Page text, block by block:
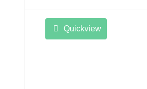
Quickview